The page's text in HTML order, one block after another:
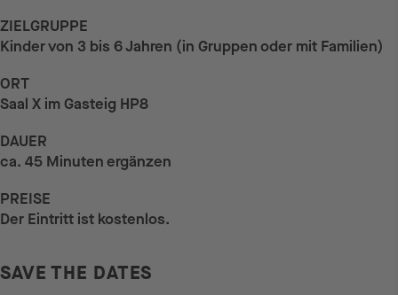
ZIELGRUPPE
Kinder von 3 bis 6 Jahren (in Gruppen oder mit Familien)
ORT
Saal X im Gasteig HP8
DAUER
ca. 45 Minuten ergänzen
PREISE
Der Eintritt ist kostenlos.
SAVE THE DATES